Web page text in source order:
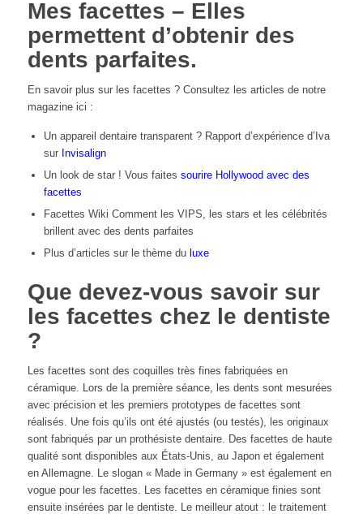
Mes facettes – Elles
permettent d’obtenir des
dents parfaites.
En savoir plus sur les facettes ? Consultez les articles de notre
magazine ici :
Un appareil dentaire transparent ? Rapport d’expérience d’Iva
sur Invisalign
Un look de star ! Vous faites sourire Hollywood avec des
facettes
Facettes Wiki Comment les VIPS, les stars et les célébrités
brillent avec des dents parfaites
Plus d’articles sur le thème du luxe
Que devez-vous savoir sur
les facettes chez le dentiste
?
Les facettes sont des coquilles très fines fabriquées en
céramique. Lors de la première séance, les dents sont mesurées
avec précision et les premiers prototypes de facettes sont
réalisés. Une fois qu’ils ont été ajustés (ou testés), les originaux
sont fabriqués par un prothésiste dentaire. Des facettes de haute
qualité sont disponibles aux États-Unis, au Japon et également
en Allemagne. Le slogan « Made in Germany » est également en
vogue pour les facettes. Les facettes en céramique finies sont
ensuite insérées par le dentiste. Le meilleur atout : le traitement